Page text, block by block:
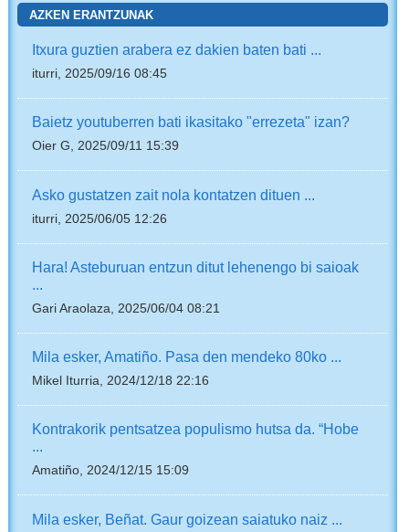
AZKEN ERANTZUNAK
Itxura guztien arabera ez dakien baten bati ...
iturri, 2025/09/16 08:45
Baietz youtuberren bati ikasitako "errezeta" izan?
Oier G, 2025/09/11 15:39
Asko gustatzen zait nola kontatzen dituen ...
iturri, 2025/06/05 12:26
Hara! Asteburuan entzun ditut lehenengo bi saioak
...
Gari Araolaza, 2025/06/04 08:21
Mila esker, Amatiño. Pasa den mendeko 80ko ...
Mikel Iturria, 2024/12/18 22:16
Kontrakorik pentsatzea populismo hutsa da. “Hobe
...
Amatiño, 2024/12/15 15:09
Mila esker, Beñat. Gaur goizean saiatuko naiz ...